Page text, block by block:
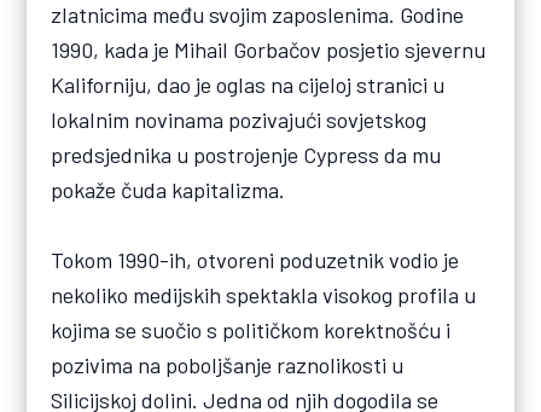
zlatnicima među svojim zaposlenima. Godine
1990, kada je Mihail Gorbačov posjetio sjevernu
Kaliforniju, dao je oglas na cijeloj stranici u
lokalnim novinama pozivajući sovjetskog
predsjednika u postrojenje Cypress da mu
pokaže čuda kapitalizma.
Tokom 1990-ih, otvoreni poduzetnik vodio je
nekoliko medijskih spektakla visokog profila u
kojima se suočio s političkom korektnošću i
pozivima na poboljšanje raznolikosti u
Silicijskoj dolini. Jedna od njih dogodila se